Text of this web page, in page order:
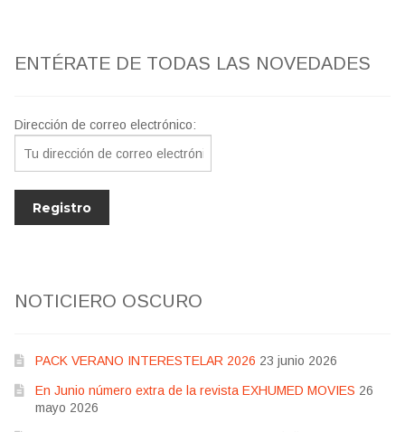
ENTÉRATE DE TODAS LAS NOVEDADES
Dirección de correo electrónico:
NOTICIERO OSCURO
PACK VERANO INTERESTELAR 2026 23 junio 2026
En Junio número extra de la revista EXHUMED MOVIES 26
mayo 2026